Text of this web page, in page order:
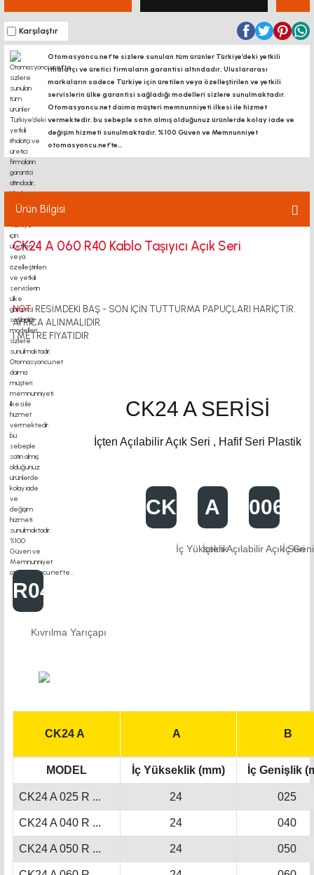
Karşılaştır
Otomasyoncu.net’te sizlere sunulan tüm ürünler Türkiye’deki yetkili
ithalatçı ve üretici firmaların garantisi altındadır, Uluslararası
markaların sadece Türkiye için üretilen veya özelleştirilen ve yetkili
servislerin ülke garantisi sağladığı modelleri sizlere sunulmaktadır.
Otomasyoncu.net daima müşteri memnunniyeti ilkesi ile hizmet
vermektedir. bu sebeple satın almış olduğunuz ürünlerde kolay iade ve
değişim hizmeti sunulmaktadır. %100 Güven ve Memnunniyet
otomasyoncu.net’te...
Ürün Bilgisi
CK24 A 060 R40 Kablo Taşıyıcı Açık Seri
NOT:RESİMDEKİ BAŞ - SON İÇİN TUTTURMA PAPUÇLARI HARİÇTİR.
AYRICA ALINMALIDIR.
1 METRE FİYATIDIR
CK24 A SERİSİ
İçten Açılabilir Açık Seri , Hafif Seri Plastik
CK24
İç Yükseklik
A
İçten Açılabilir Açık Seri
0060
İç
R040
Kıvrılma Yarıçapı
CK24 A A B
MODEL İç Yükseklik (mm) İç Genişlik
CK24 A 025 R ... 24 025
CK24 A 040 R ... 24 040
CK24 A 050 R ... 24 050